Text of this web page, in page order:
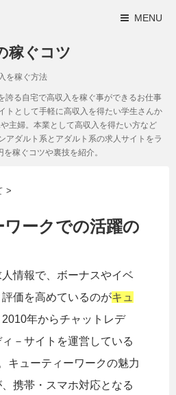
MENU
稼ぐコツ
を稼ぐ方法
誇る自宅で高収入を稼ぐ事ができるお仕事
トとして手軽に高収入を得たい学生さんか
主婦。本業として高収入を得たい方など
アダルト系とアダルト系の求人サイトをラ
稼ぐコツや裏技を紹介。
>
ークでの活躍の
情報で、ボーナスやイベ
価を高めているのがキュ
2010年からチャットレデ
－サイトを運営している
キューティーワークの魅力
携帯・スマホ対応となる